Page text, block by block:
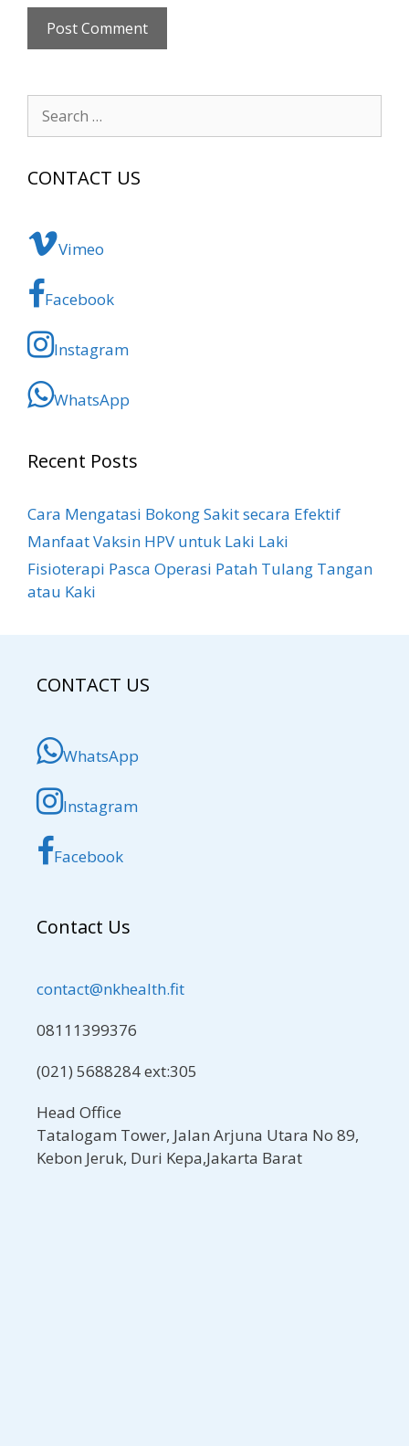
Search
for:
CONTACT US
Vimeo
Facebook
Instagram
WhatsApp
Recent Posts
Cara Mengatasi Bokong Sakit​ secara Efektif
Manfaat Vaksin HPV untuk Laki Laki
Fisioterapi Pasca Operasi Patah Tulang Tangan
atau Kaki
CONTACT US
WhatsApp
Instagram
Facebook
Contact Us
contact@nkhealth.fit
08111399376
(021) 5688284 ext:305
Head Office
Tatalogam Tower, Jalan Arjuna Utara No 89,
Kebon Jeruk, Duri Kepa,Jakarta Barat